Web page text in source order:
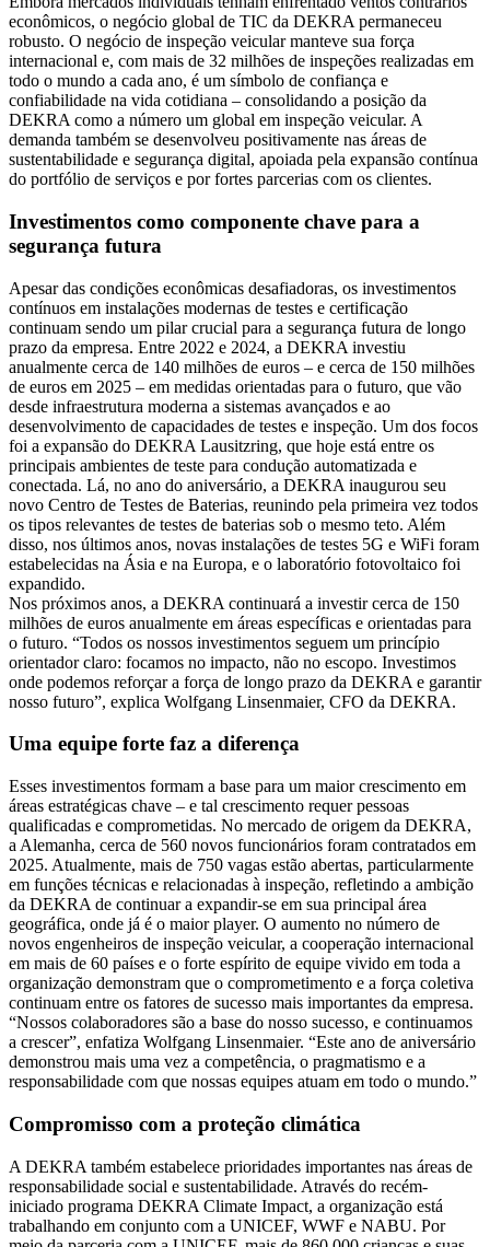
econômicos, o negócio global de TIC da DEKRA permaneceu
robusto. O negócio de inspeção veicular manteve sua força
internacional e, com mais de 32 milhões de inspeções realizadas em
todo o mundo a cada ano, é um símbolo de confiança e
confiabilidade na vida cotidiana – consolidando a posição da
DEKRA como a número um global em inspeção veicular. A
demanda também se desenvolveu positivamente nas áreas de
sustentabilidade e segurança digital, apoiada pela expansão contínua
do portfólio de serviços e por fortes parcerias com os clientes.
Investimentos como componente chave para a
segurança futura
Apesar das condições econômicas desafiadoras, os investimentos
contínuos em instalações modernas de testes e certificação
continuam sendo um pilar crucial para a segurança futura de longo
prazo da empresa. Entre 2022 e 2024, a DEKRA investiu
anualmente cerca de 140 milhões de euros – e cerca de 150 milhões
de euros em 2025 – em medidas orientadas para o futuro, que vão
desde infraestrutura moderna a sistemas avançados e ao
desenvolvimento de capacidades de testes e inspeção. Um dos focos
foi a expansão do DEKRA Lausitzring, que hoje está entre os
principais ambientes de teste para condução automatizada e
conectada. Lá, no ano do aniversário, a DEKRA inaugurou seu
novo Centro de Testes de Baterias, reunindo pela primeira vez todos
os tipos relevantes de testes de baterias sob o mesmo teto. Além
disso, nos últimos anos, novas instalações de testes 5G e WiFi foram
estabelecidas na Ásia e na Europa, e o laboratório fotovoltaico foi
expandido.
Nos próximos anos, a DEKRA continuará a investir cerca de 150
milhões de euros anualmente em áreas específicas e orientadas para
o futuro. “Todos os nossos investimentos seguem um princípio
orientador claro: focamos no impacto, não no escopo. Investimos
onde podemos reforçar a força de longo prazo da DEKRA e garantir
nosso futuro”, explica Wolfgang Linsenmaier, CFO da DEKRA.
Uma equipe forte faz a diferença
Esses investimentos formam a base para um maior crescimento em
áreas estratégicas chave – e tal crescimento requer pessoas
qualificadas e comprometidas. No mercado de origem da DEKRA,
a Alemanha, cerca de 560 novos funcionários foram contratados em
2025. Atualmente, mais de 750 vagas estão abertas, particularmente
em funções técnicas e relacionadas à inspeção, refletindo a ambição
da DEKRA de continuar a expandir-se em sua principal área
geográfica, onde já é o maior player. O aumento no número de
novos engenheiros de inspeção veicular, a cooperação internacional
em mais de 60 países e o forte espírito de equipe vivido em toda a
organização demonstram que o comprometimento e a força coletiva
continuam entre os fatores de sucesso mais importantes da empresa.
“Nossos colaboradores são a base do nosso sucesso, e continuamos
a crescer”, enfatiza Wolfgang Linsenmaier. “Este ano de aniversário
demonstrou mais uma vez a competência, o pragmatismo e a
responsabilidade com que nossas equipes atuam em todo o mundo.”
Compromisso com a proteção climática
A DEKRA também estabelece prioridades importantes nas áreas de
responsabilidade social e sustentabilidade. Através do recém-
iniciado programa DEKRA Climate Impact, a organização está
trabalhando em conjunto com a UNICEF, WWF e NABU. Por